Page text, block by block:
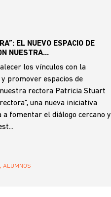
EL NUEVO ESPACIO DE
NUESTRA...
los vínculos con la
promover espacios de
rectora Patricia Stuart
una nueva iniciativa
fomentar el diálogo cercano y
, ALUMNOS